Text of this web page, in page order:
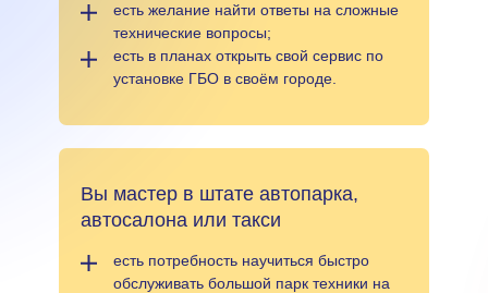
Вы мастер в штате автопарка,
автосалона или такси
есть потребность научиться быстро
обслуживать большой парк техники на
есть желание найти ответы на сложные
технические вопросы;
есть в планах открыть свой сервис по
установке ГБО в своём городе.